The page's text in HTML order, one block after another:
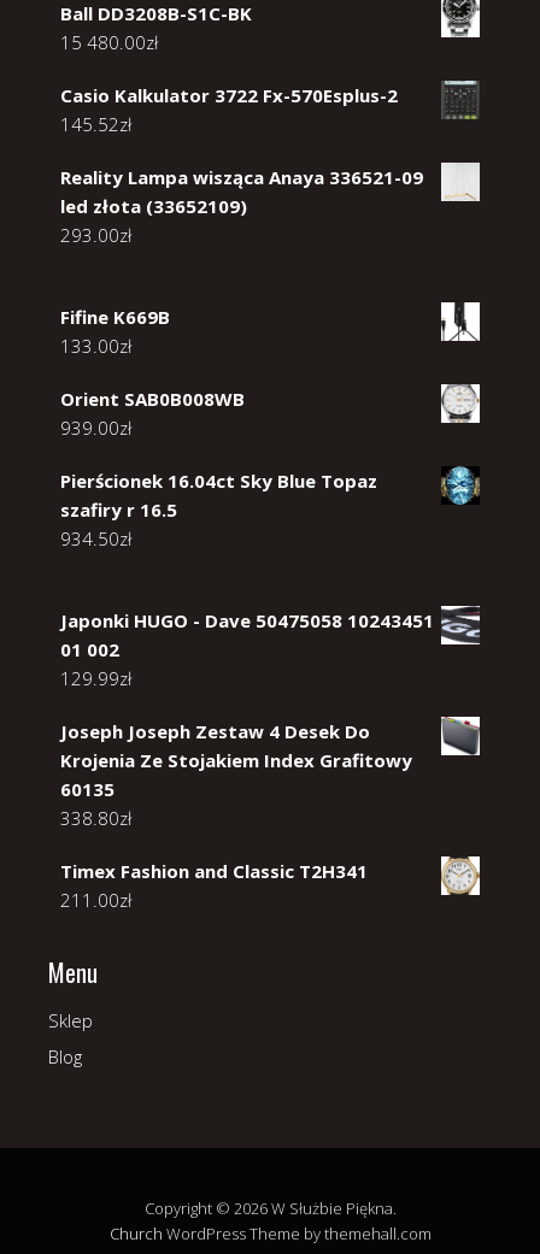
Ball DD3208B-S1C-BK
15 480.00zł
Casio Kalkulator 3722 Fx-570Esplus-2
145.52zł
Reality Lampa wisząca Anaya 336521-09
led złota (33652109)
293.00zł
Fifine K669B
133.00zł
Orient SAB0B008WB
939.00zł
Pierścionek 16.04ct Sky Blue Topaz
szafiry r 16.5
934.50zł
Japonki HUGO - Dave 50475058 10243451
01 002
129.99zł
Joseph Joseph Zestaw 4 Desek Do
Krojenia Ze Stojakiem Index Grafitowy
60135
338.80zł
Timex Fashion and Classic T2H341
211.00zł
Menu
Sklep
Blog
Copyright © 2026 W Służbie Piękna.
Church WordPress Theme by themehall.com